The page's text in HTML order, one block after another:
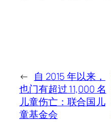
← 自 2015 年以来，
也门有超过 11,000 名
儿童伤亡：联合国儿
童基金会